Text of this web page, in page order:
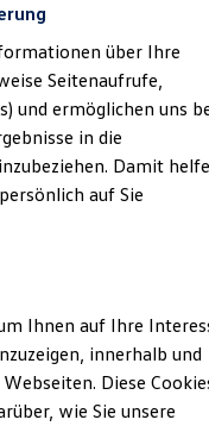
Volkswagen
& Rechtliches)
17:00
über Ihre
Seitenaufrufe,
und ermöglichen uns
in die
Damit
auf Sie
Ihnen auf Ihre
innerhalb und
Diese
wie Sie unsere